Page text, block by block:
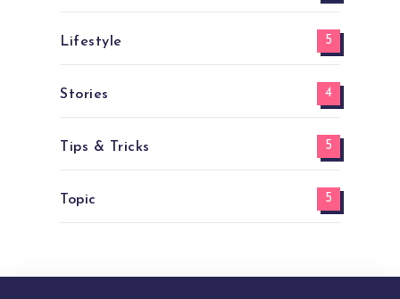
Lifestyle 5
Stories 4
Tips & Tricks 5
Topic 5